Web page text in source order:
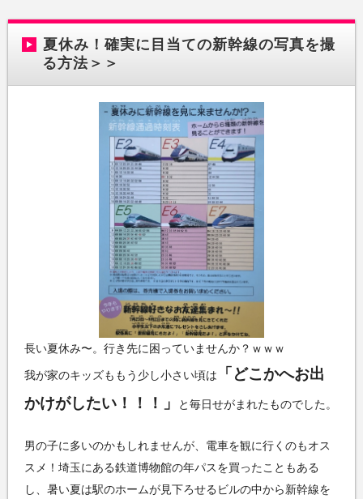
夏休み！確実に目当ての新幹線の写真を撮
る方法＞＞
長い夏休み〜。行き先に困っていませんか？ｗｗｗ
我が家のキッズももう少し小さい頃は
「どこかへお出
かけがしたい！！！」
と毎日せがまれたものでした。
男の子に多いのかもしれませんが、電車を観に行くのもオス
スメ！埼玉にある鉄道博物館の年パスを買ったこともある
し、暑い夏は駅のホームが見下ろせるビルの中から新幹線を